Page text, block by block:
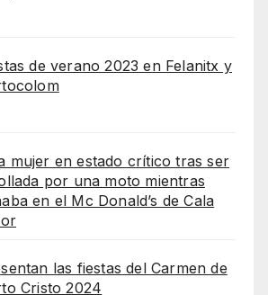
de verano 2023 en Felanitx y
mujer en estado crítico tras ser
por una moto mientras
en el Mc Donald’s de Cala
las fiestas del Carmen de
Cristo 2024